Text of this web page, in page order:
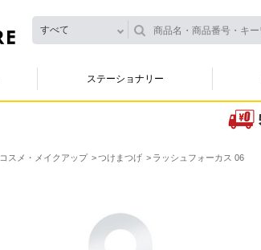
すべて
ステーショナリー
コスメ・メイクアップ つけまつげ ラッシュフォーカス 06